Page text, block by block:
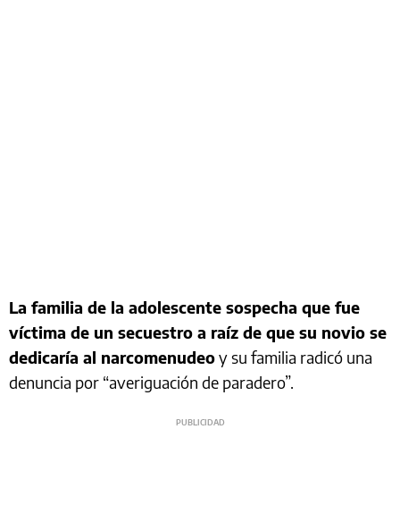
La familia de la adolescente sospecha que fue
víctima de un secuestro a raíz de que su novio se
dedicaría al narcomenudeoy su familia radicó una
denuncia por “averiguación de paradero”.